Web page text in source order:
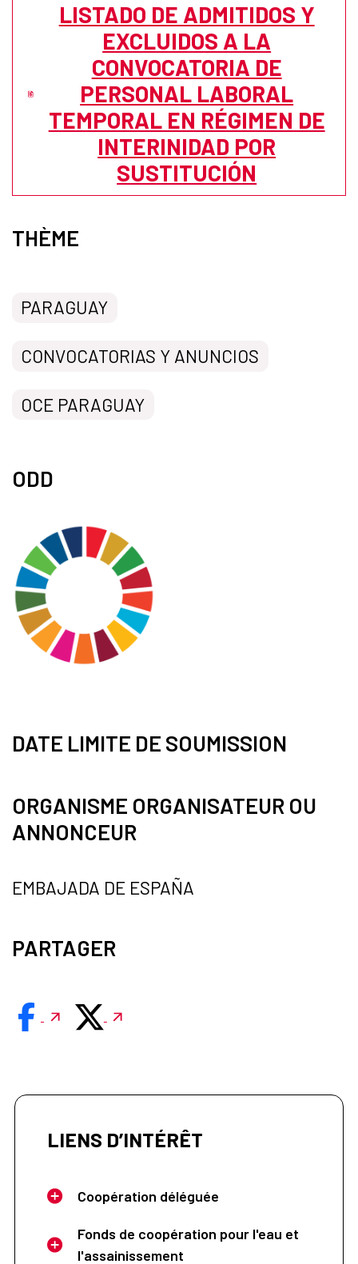
LISTADO DE ADMITIDOS Y
EXCLUIDOS A LA
CONVOCATORIA DE
PERSONAL LABORAL
TEMPORAL EN RÉGIMEN DE
INTERINIDAD POR
SUSTITUCIÓN
THÈME
PARAGUAY
CONVOCATORIAS Y ANUNCIOS
OCE PARAGUAY
ODD
DATE LIMITE DE SOUMISSION
ORGANISME ORGANISATEUR OU
ANNONCEUR
EMBAJADA DE ESPAÑA
PARTAGER
LIENS D’INTÉRÊT
Coopération déléguée
Fonds de coopération pour l'eau et
l'assainissement